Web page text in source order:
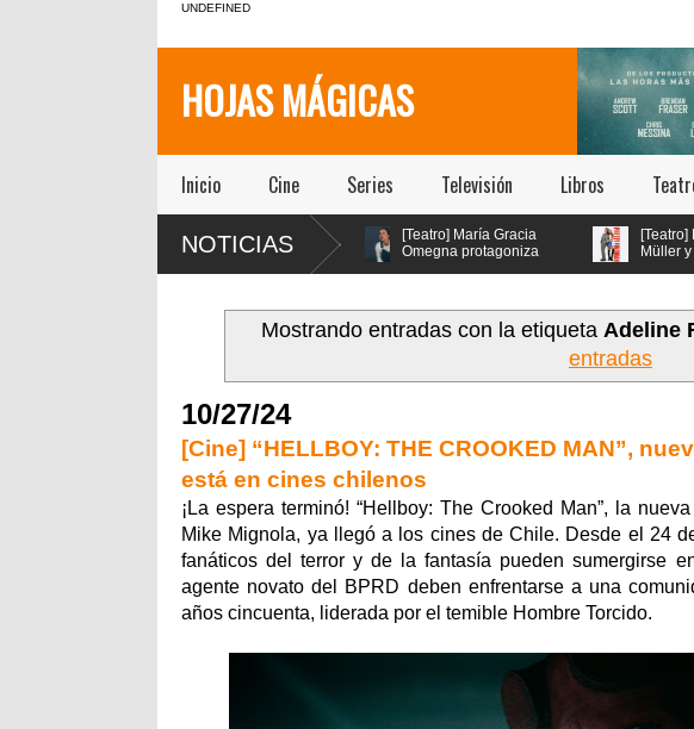
UNDEFINED
HOJAS MÁGICAS
Inicio Cine Series Televisión Libros
NOTICIAS
PA$$$TA(YO)BA$$$E!!!!
[Teatro] María Gracia
Omegna protagoniza
[Teatro]
Müller y
Mostrando entradas con la etiquetaAdeline
entradas
10/27/24
[Cine] “HELLBOY: THE CROOKED MAN”,
está en cines chilenos
¡La espera terminó! “Hellboy: The Crooked Man”, la
Mike Mignola, ya llegó a los cines de Chile. Desde el 24
fanáticos del terror y de la fantasía pueden sumergirse
agente novato del BPRD deben enfrentarse a una
años cincuenta, liderada por el temible Hombre Torcido.